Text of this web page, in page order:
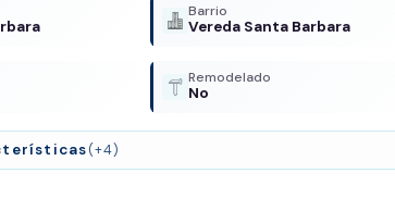
Barrio
Vereda Santa Barbara
Remodelado
No
(+4)